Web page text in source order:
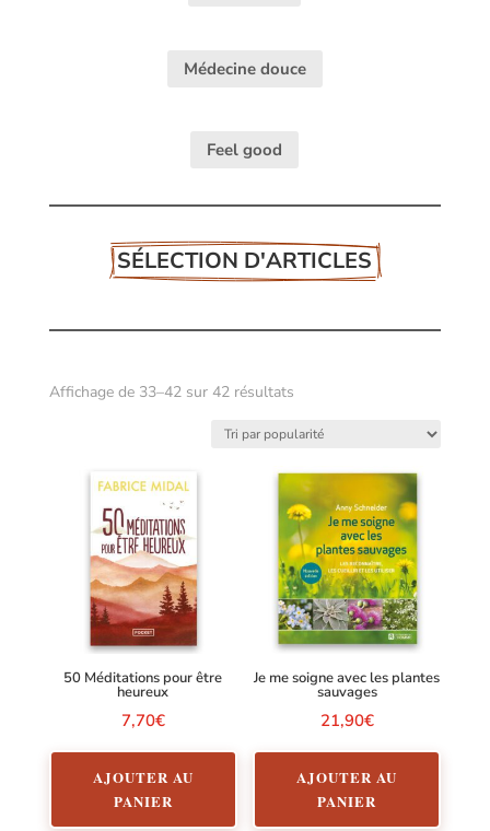
Médecine douce
Feel good
SÉLECTION D'ARTICLES
Affichage de 33–42 sur 42 résultatsTrié
popularité
50 Méditations pour être
heureux
7,70€
AJOUTER AU
PANIER
Je me soigne avec les plantes
sauvages
21,90€
AJOUTER AU
PANIER